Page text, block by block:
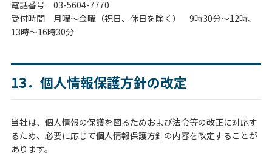
電話番号 03-5604-7770
受付時間 月曜～金曜（祝日、休日を除く） 9時30分～12時、
13時～16時30分
13．個人情報保護方針の改定
当社は、個人情報の保護を図るためおよび法令等の改正に対応す
るため、必要に応じて個人情報保護方針の内容を改定することが
あります。